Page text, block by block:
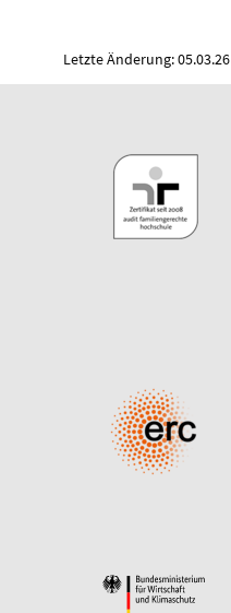
Letzte Änderung: 05.03.26